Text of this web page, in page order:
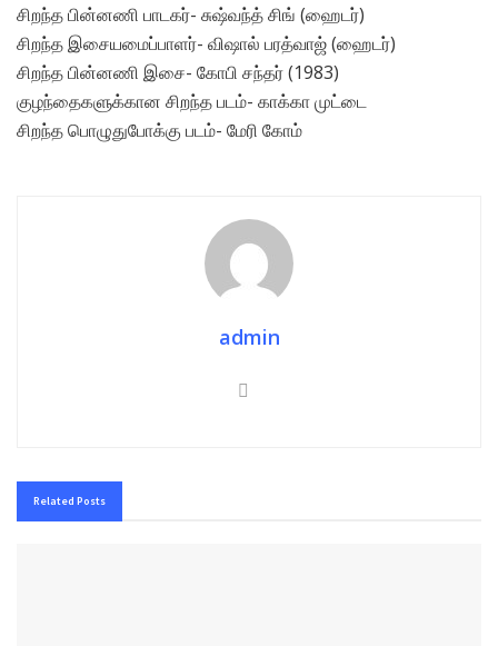
சிறந்த பின்னணி பாடகர்- சுஷ்வந்த் சிங் (ஹைடர்)
சிறந்த இசையமைப்பாளர்- விஷால் பரத்வாஜ் (ஹைடர்)
சிறந்த பின்னணி இசை- கோபி சந்தர் (1983)
குழந்தைகளுக்கான சிறந்த படம்- காக்கா முட்டை
சிறந்த பொழுதுபோக்கு படம்- மேரி கோம்
admin
Related Posts